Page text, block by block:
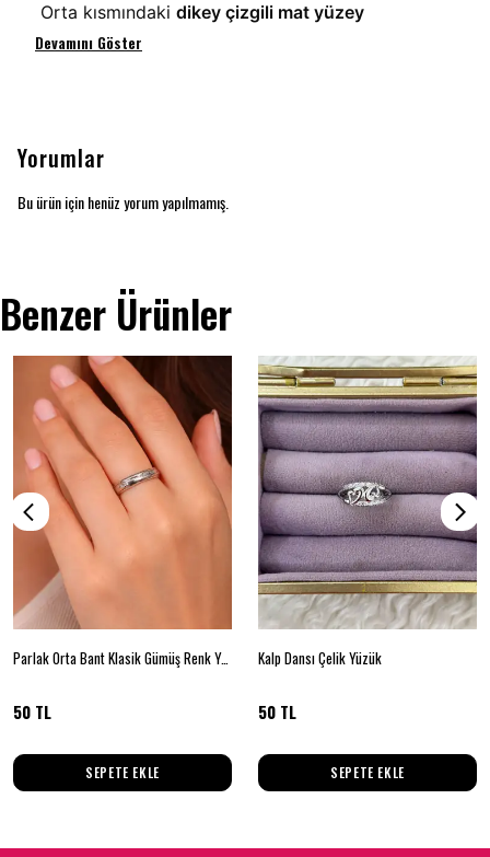
Orta kısmındaki dikey çizgili mat yüzey
Devamını Göster
Yorumlar
Bu ürün için henüz yorum yapılmamış.
Benzer Ürünler
Parlak Orta Bant Klasik Gümüş Renk Yüzük (18 Beden)
50 TL
SEPETE EKLE
Kalp Dansı Çelik Yüzük
50 TL
SEPETE EKLE